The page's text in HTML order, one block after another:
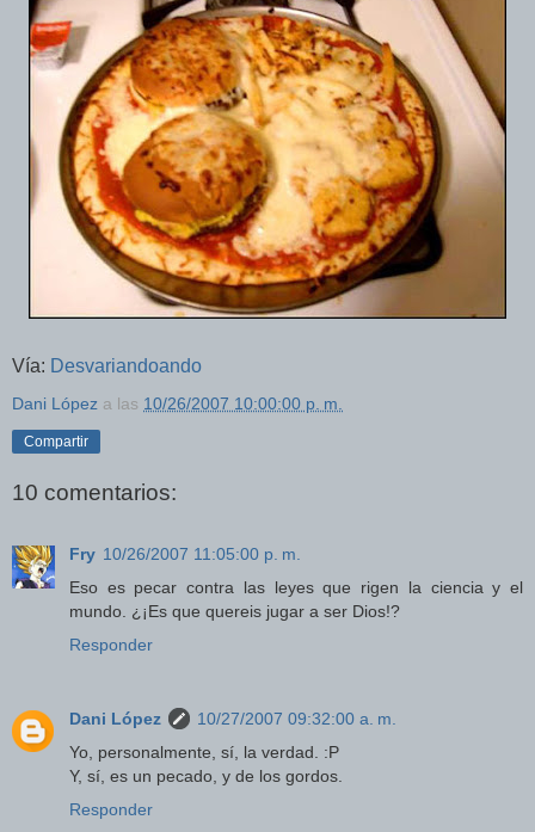
Vía: Desvariandoando
Dani López a las 10/26/2007 10:00:00 p. m.
Compartir
10 comentarios:
Fry 10/26/2007 11:05:00 p. m.
Eso es pecar contra las leyes que rigen la ciencia y el
mundo. ¿¡Es que quereis jugar a ser Dios!?
Responder
Dani López
10/27/2007 09:32:00 a. m.
Yo, personalmente, sí, la verdad. :P
Y, sí, es un pecado, y de los gordos.
Responder